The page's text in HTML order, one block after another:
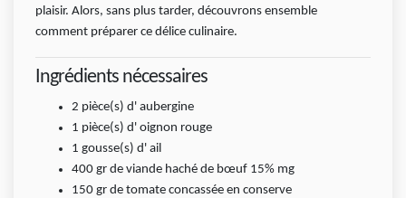
plaisir. Alors, sans plus tarder, découvrons ensemble
comment préparer ce délice culinaire.
Ingrédients nécessaires
2 pièce(s) d' aubergine
1 pièce(s) d' oignon rouge
1 gousse(s) d' ail
400 gr de viande haché de bœuf 15% mg
150 gr de tomate concassée en conserve